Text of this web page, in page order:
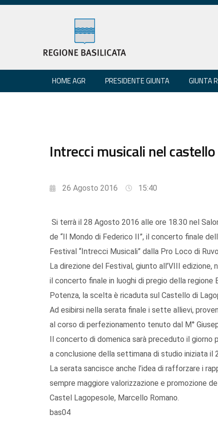
HOME AGR PRESIDENTE GIUNTA GIUNTA
Intrecci musicali nel
26 Agosto 2016 15:40
Si terrà il 28 Agosto 2016 alle ore 18.30 nel
de “Il Mondo di Federico II”, il concerto finale
Festival “Intrecci Musicali” dalla Pro Loco di
La direzione del Festival, giunto all’VIII
il concerto finale in luoghi di pregio della
Potenza, la scelta è ricaduta sul Castello di
Ad esibirsi nella serata finale i sette allievi,
al corso di perfezionamento tenuto dal M°
Il concerto di domenica sarà preceduto il giorno
a conclusione della settimana di studio iniziata il
La serata sancisce anche l’idea di rafforzare i
sempre maggiore valorizzazione e promozione
Castel Lagopesole, Marcello Romano.
bas04